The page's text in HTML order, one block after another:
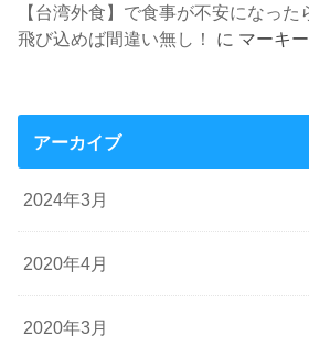
【台湾外食】で食事が不安になっ
飛び込めば間違い無し！
に マーキー
アーカイブ
2024年3月
2020年4月
2020年3月